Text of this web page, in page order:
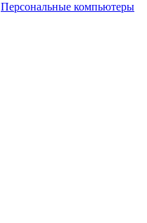
Персональные компьютеры